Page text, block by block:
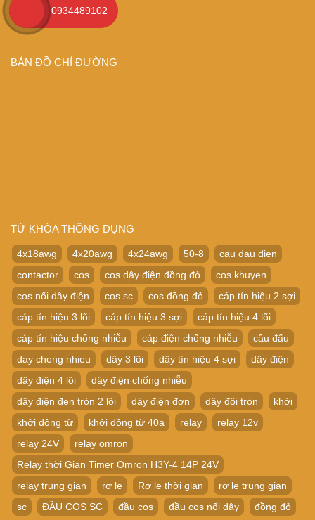
FACEBOOK
BẢN ĐỒ CHỈ ĐƯỜNG
TỪ KHÓA THÔNG DỤNG
4x18awg 4x20awg 4x24awg 50-8
cau dau dien
contactor
cos cos dây điện đồng đỏ
cos khuyen
cos nối dây điện
cos sc cos đồng đỏ
cáp tín hiệu 2 sợi
cáp tín hiệu 3 lõi
cáp tín hiệu 3 sợi
cáp tín hiệu 4 lõi
cáp tín hiệu chống nhiễu
cáp điện chống nhiễu
cầu đấu
day chong nhieu
dây 3 lõi dây tín hiệu 4 sợi
dây điện
dây điện 4 lõi
dây điện chống nhiễu
dây điện đen tròn 2 lõi
dây điện đơn dây đôi tròn
khởi
khởi động từ
khởi động từ 40a relay
relay 12v
relay 24V
relay omron
Relay thời Gian Timer Omron H3Y-4 14P 24V
relay trung gian
rơ le Rơ le thời gian
rơ le trung gian
sc
ĐẦU COS SC đầu cos đầu cos nối dây đồng đỏ
0934489102